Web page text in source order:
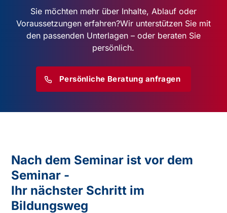
Sie möchten mehr über Inhalte, Ablauf oder
Voraussetzungen erfahren?Wir unterstützen Sie mit
den passenden Unterlagen – oder beraten Sie
persönlich.
Persönliche Beratung anfragen
Nach dem Seminar ist vor dem
Seminar -
Ihr nächster Schritt im
Bildungsweg